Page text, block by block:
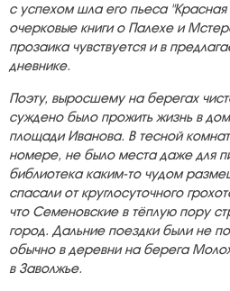
с успехом шла его пьеса
очерковые книги о Палехе и
прозаика чувствуется и в
дневнике.
Поэту, выросшему на берегах
суждено было прожить жизнь в
площади Иванова. В тесной
номере, не было места даже для
библиотека каким-то чудом
спасали от круглосуточного
что Семеновские в тёплую пору
город. Дальние поездки были не
обычно в деревни на берега
в Заволжье.